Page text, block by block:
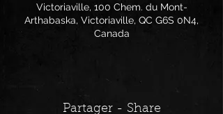
Victoriaville, 100 Chem. du Mont-
Arthabaska, Victoriaville, QC G6S 0N4,
Canada
Partager - Share